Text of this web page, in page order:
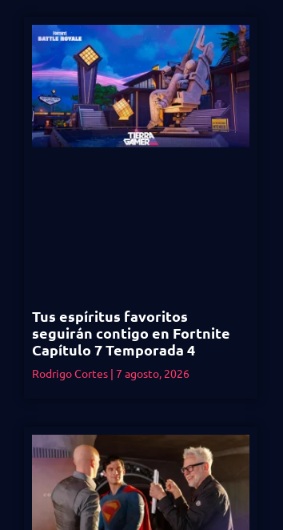
Tus espíritus favoritos
seguirán contigo en Fortnite
Capítulo 7 Temporada 4
Rodrigo Cortes 7 agosto, 2026